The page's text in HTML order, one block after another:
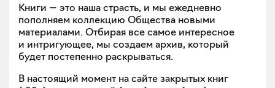
Книги — это наша страсть, и мы ежедневно
пополняем коллекцию Общества новыми
материалами. Отбирая все самое интересное
и интригующее, мы создаем архив, который
будет постепенно раскрываться.
В настоящий момент на сайте закрытых книг